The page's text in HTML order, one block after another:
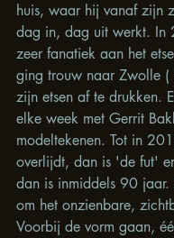
huis, waar hij vanaf zijn
dag in, dag uit werkt. In
zeer fanatiek aan het
ging trouw naar Zwolle (
zijn etsen af te drukken.
elke week met Gerrit
modeltekenen. Tot in
overlijdt, dan is 'de fut'
dan is inmiddels 90
om het onzienbare,
Voorbij de vorm gaan,